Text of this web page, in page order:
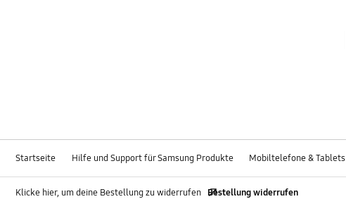
Startseite Hilfe und Support für Samsung Produkte Mobiltelefone & Tablets
Klicke hier, um deine Bestellung zu widerrufen Bestellung widerrufen